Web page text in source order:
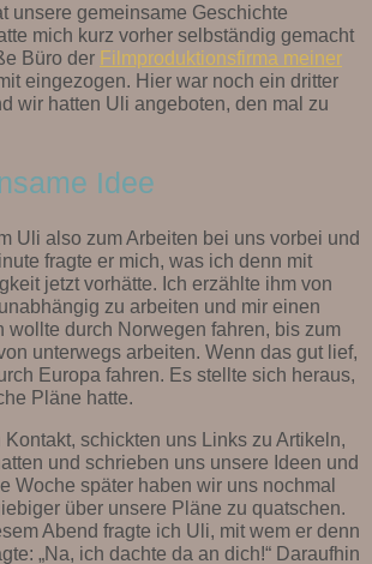
unsere gemeinsame Geschichte
mich kurz vorher selbständig gemacht
Büro der Filmproduktionsfirma meiner
eingezogen. Hier war noch ein dritter
wir hatten Uli angeboten, den mal zu
Idee
Uli also zum Arbeiten bei uns vorbei und
fragte er mich, was ich denn mit
jetzt vorhätte. Ich erzählte ihm von
zu arbeiten und mir einen
wollte durch Norwegen fahren, bis zum
unterwegs arbeiten. Wenn das gut lief,
Europa fahren. Es stellte sich heraus,
Pläne hatte.
schickten uns Links zu Artikeln,
und schrieben uns unsere Ideen und
Woche später haben wir uns nochmal
über unsere Pläne zu quatschen.
Abend fragte ich Uli, mit wem er denn
„Na, ich dachte da an dich!“ Daraufhin